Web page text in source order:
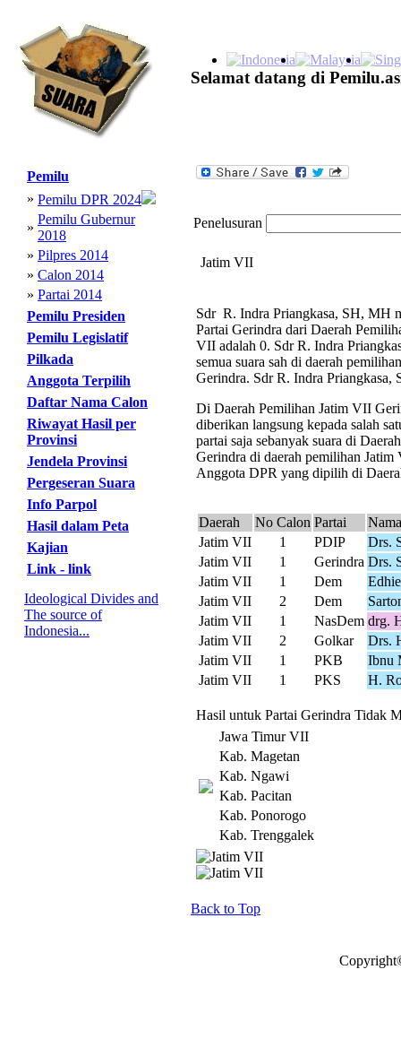
Selamat datang di
Pemilu
» Pemilu DPR 2024
»
Pemilu Gubernur
2018
» Pilpres 2014
» Calon 2014
» Partai 2014
Pemilu Presiden
Pemilu Legislatif
Pilkada
Anggota Terpilih
Daftar Nama Calon
Riwayat Hasil per
Provinsi
Jendela Provinsi
Pergeseran Suara
Info Parpol
Hasil dalam Peta
Kajian
Link - link
Ideological Divides and
The source of
Indonesia...
Penelusuran
Jatim VII
Sdr R. Indra Priangkasa, SH, MH
Partai Gerindra dari Daerah
VII adalah 0. Sdr R. Indra
semua suara sah di daerah
Gerindra. Sdr R. Indra
Di Daerah Pemilihan Jatim VII
diberikan langsung kepada salah
partai saja sebanyak suara di
Gerindra di daerah pemilihan
Anggota DPR yang dipilih di
Daerah No Calon Partai
Jatim VII
1 PDIP
Drs.
Jatim VII
1 Gerindra Drs.
Jatim VII
1 Dem
Jatim VII
2 Dem
Jatim VII
1 NasDem drg.
Jatim VII
2 Golkar
Drs.
Jatim VII
1 PKB
Ibnu
Jatim VII
1 PKS H.
Hasil untuk Partai Gerindra Tidak
Jawa Timur VII
Kab. Magetan
Kab. Ngawi
Kab. Pacitan
Kab. Ponorogo
Kab. Trenggalek
Back to Top